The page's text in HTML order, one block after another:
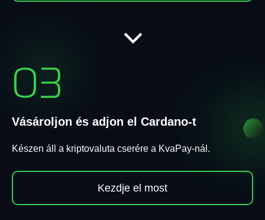
03
Vásároljon és adjon el Cardano-t
Készen áll a kriptovaluta cserére a KvaPay-nál.
Kezdje el most